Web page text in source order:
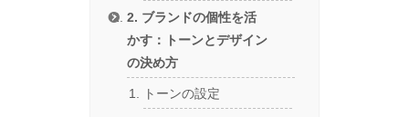
2. ブランドの個性を活
かす：トーンとデザイン
の決め方
トーンの設定